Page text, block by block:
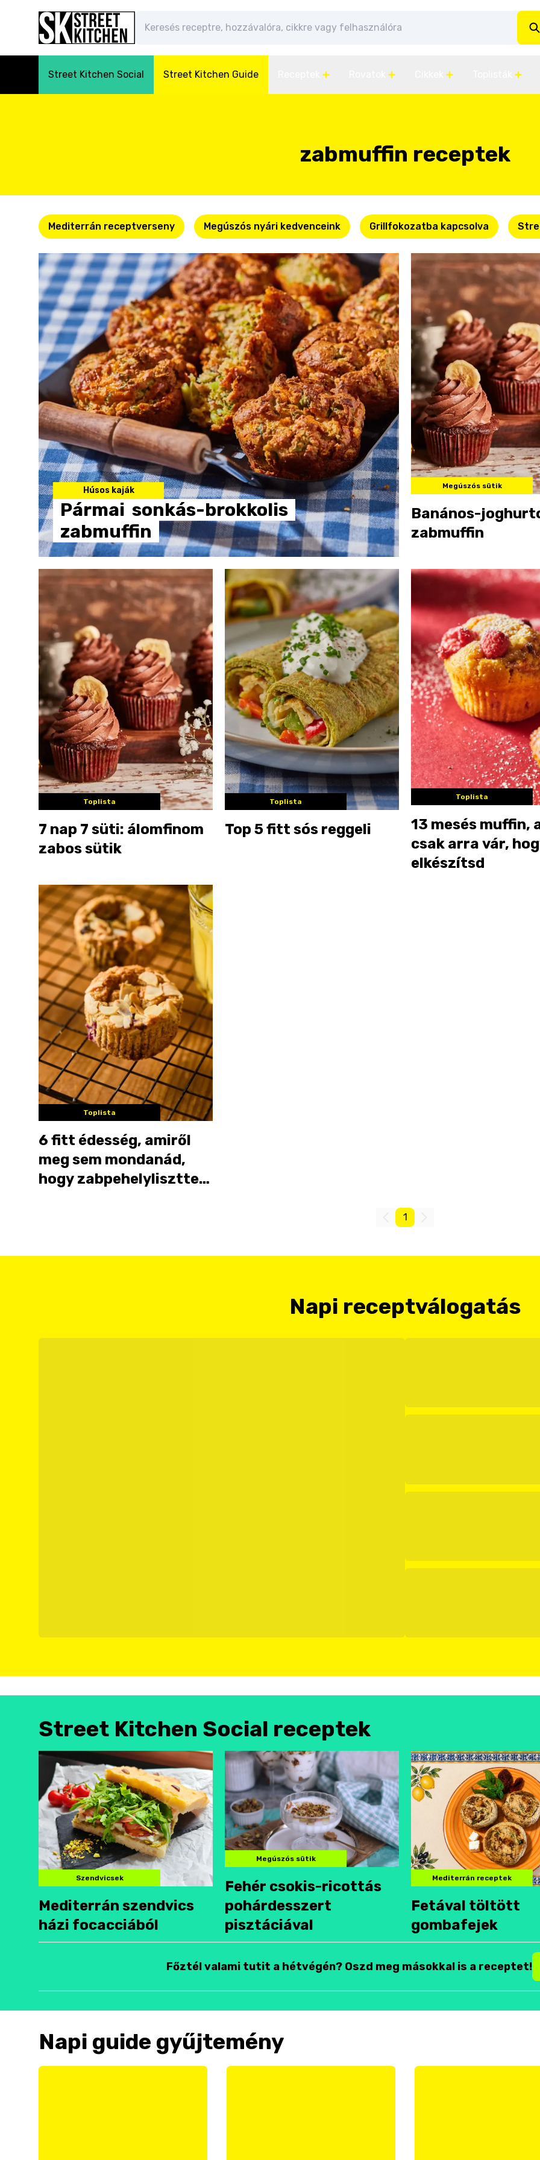
Street Kitchen Social Street Kitchen Guide
zabmuffin receptek
Mediterrán receptverseny Megúszós nyári kedvenceink Grillfokozatba kapcsolva
Húsos kaják
Pármai sonkás-brokkolis
zabmuffin
Megúszós sütik
Banános-
zabmuffin
Toplista
7 nap 7 süti: álomfinom
zabos sütik
Toplista
Top 5 fitt sós reggeli
Toplista
13 mesés muffin,
csak arra vár,
elkészítsd
Toplista
6 fitt édesség, amiről
meg sem mondanád,
hogy zabpehelyliszttel
1
Napi receptválogatás
Street Kitchen Social receptek
Szendvicsek
Mediterrán szendvics
házi focacciából
Megúszós sütik
Fehér csokis-ricottás
pohárdesszert
pisztáciával
Mediterrán receptek
Fetával töltött
gombafejek
Főztél valami tutit a hétvégén? Oszd meg másokkal is a receptet!
Napi guide gyűjtemény